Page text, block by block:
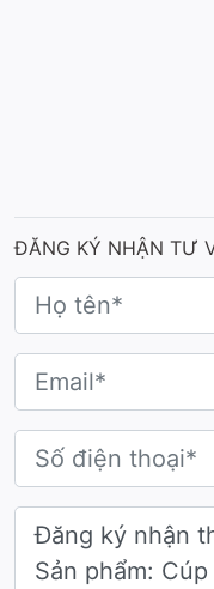
Điểm khác biệt lớn
Biểu tượng thương
cao cấp. Phần thân
liệu tổng hợp chắc
Phong cách thiết kế
Cúp golf giải MMA
góc cạnh và đầy
tượng Sư tử được
ĐĂNG KÝ NHẬN TƯ